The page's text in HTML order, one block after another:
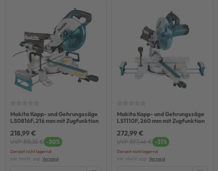
Makita Kapp- und Gehrungssäge
LS0816F, 216 mm mit Zugfunktion
218,99 €
UVP 315,35 € -30%
Derzeit nicht lagernd
inkl. MwSt. zzgl. Versand
Makita Kapp- und Gehrungssäge
LS1110F, 260 mm mit Zugfunktion
272,99 €
UVP 397,46 € -31%
Derzeit nicht lagernd
inkl. MwSt. zzgl. Versand